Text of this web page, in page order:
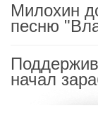
Милохин
песню
начал